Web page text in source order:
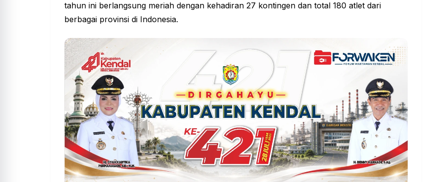
tahun ini berlangsung meriah dengan kehadiran 27 kontingen dan total 180 atlet dari
berbagai provinsi di Indonesia.